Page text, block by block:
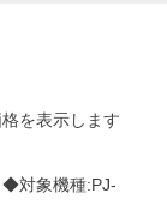
を表示します
◆対象機種:PJ-